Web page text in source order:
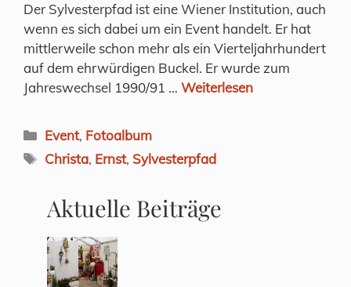
Der Sylvesterpfad ist eine Wiener Institution, auch
wenn es sich dabei um ein Event handelt. Er hat
mittlerweile schon mehr als ein Vierteljahrhundert
auf dem ehrwürdigen Buckel. Er wurde zum
Jahreswechsel 1990/91 … Weiterlesen
Kategorien
Event, Fotoalbum
Schlagwörter
Christa, Ernst, Sylvesterpfad
Aktuelle Beiträge